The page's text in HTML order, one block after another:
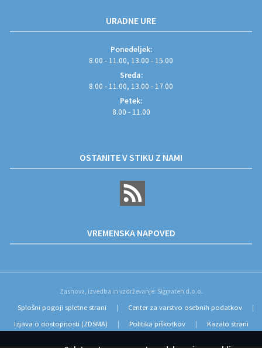
URADNE URE
Ponedeljek:
8.00 - 11.00, 13.00 - 15.00
Sreda:
8.00 - 11.00, 13.00 - 17.00
Petek:
8.00 - 11.00
OSTANITE V STIKU Z NAMI
VREMENSKA NAPOVED
Zasnova, izvedba in vzdrževanje: Sigmateh d.o.o.
Splošni pogoji spletne strani Center za varstvo osebnih podatkov
Izjava o dostopnosti (ZDSMA) Politika piškotkov Kazalo strani